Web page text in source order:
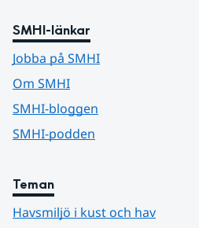
SMHI-länkar
Jobba på SMHI
Om SMHI
SMHI-bloggen
SMHI-podden
Teman
Havsmiljö i kust och hav